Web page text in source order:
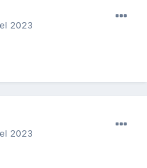
2023
2023